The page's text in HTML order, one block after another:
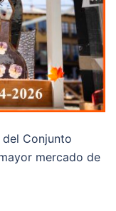
Conjunto
mercado de